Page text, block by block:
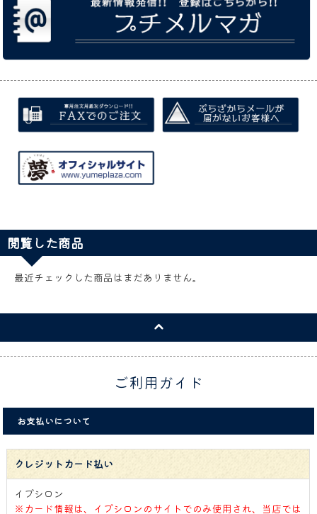
閲覧した商品
最近チェックした商品はまだありません。
ご利用ガイド
お支払いについて
クレジットカード払い
イプシロン
※カード情報は、イプシロンのサイトでのみ使用され、当店では